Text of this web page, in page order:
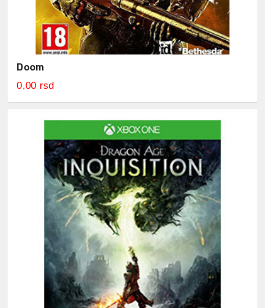
Doom
0,00 rsd